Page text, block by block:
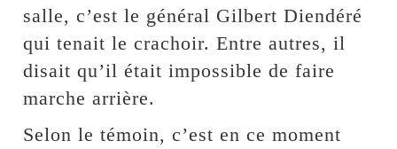
salle, c’est le général Gilbert Diendéré
qui tenait le crachoir. Entre autres, il
disait qu’il était impossible de faire
marche arrière.
Selon le témoin, c’est en ce moment